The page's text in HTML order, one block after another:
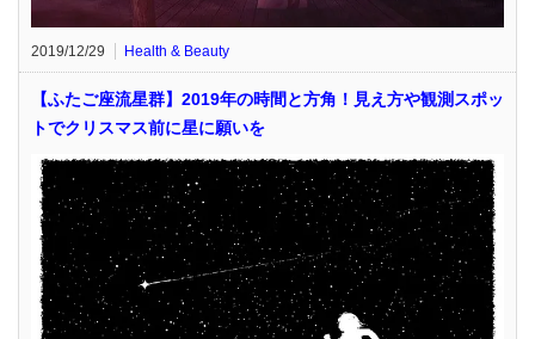
2019/12/29 Health & Beauty
【ふたご座流星群】2019年の時間と方角！見え方や観測スポッ
トでクリスマス前に星に願いを